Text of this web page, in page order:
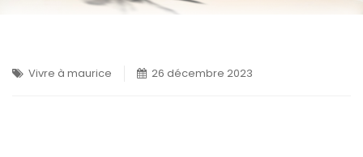
Vivre à maurice 26 décembre 2023